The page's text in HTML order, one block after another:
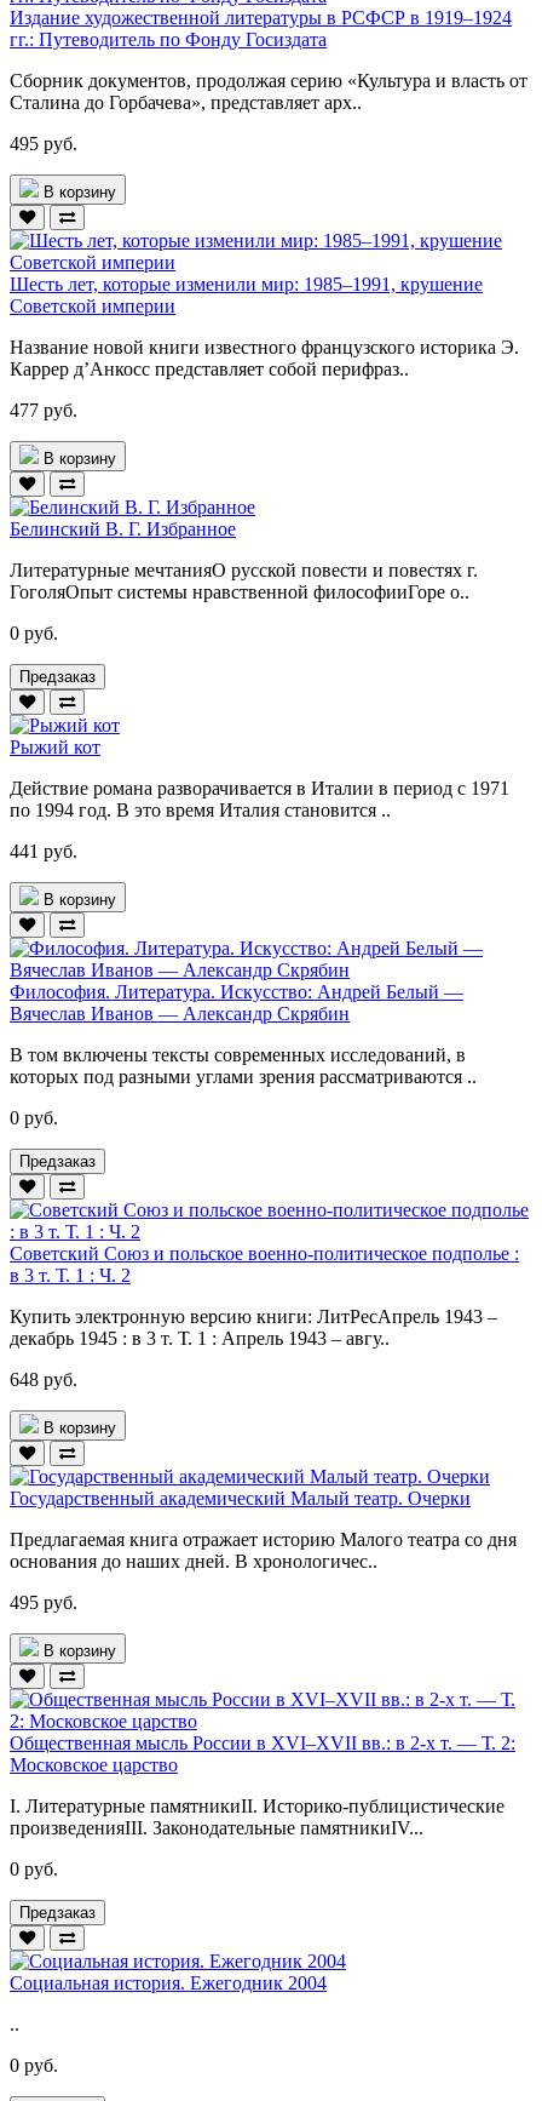
Издание художественной литературы в РСФСР в 1919–1924
гг.: Путеводитель по Фонду Госиздата
Сборник документов, продолжая серию «Культура и власть от
Сталина до Горбачева», представляет арх..
495 руб.
В корзину
Шесть лет, которые изменили мир: 1985–1991, крушение
Советской империи
Название новой книги известного французского историка Э.
Каррер д’Анкосс представляет собой перифраз..
477 руб.
В корзину
Белинский В. Г. Избранное
Литературные мечтанияО русской повести и повестях г.
ГоголяОпыт системы нравственной философииГоре о..
0 руб.
Предзаказ
Рыжий кот
Действие романа разворачивается в Италии в период с 1971
по 1994 год. В это время Италия становится ..
441 руб.
В корзину
Философия. Литература. Искусство: Андрей Белый —
Вячеслав Иванов — Александр Скрябин
В том включены тексты современных исследований, в
которых под разными углами зрения рассматриваются ..
0 руб.
Предзаказ
Советский Союз и польское военно-политическое подполье :
в 3 т. Т. 1 : Ч. 2
Купить электронную версию книги: ЛитРесАпрель 1943 –
декабрь 1945 : в 3 т. Т. 1 : Апрель 1943 – авгу..
648 руб.
В корзину
Государственный академический Малый театр. Очерки
Предлагаемая книга отражает историю Малого театра со дня
основания до наших дней. В хронологичес..
495 руб.
В корзину
Общественная мысль России в ХVI–ХVII вв.: в 2-х т. — Т. 2:
Московское царство
I. Литературные памятникиII. Историко-публицистические
произведенияIII. Законодательные памятникиIV...
0 руб.
Предзаказ
Социальная история. Ежегодник 2004
..
0 руб.